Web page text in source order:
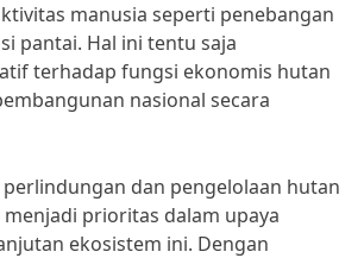
manusia seperti penebangan
pantai. Hal ini tentu saja
terhadap fungsi ekonomis hutan
nasional secara
dan pengelolaan hutan
prioritas dalam upaya
ekosistem ini. Dengan